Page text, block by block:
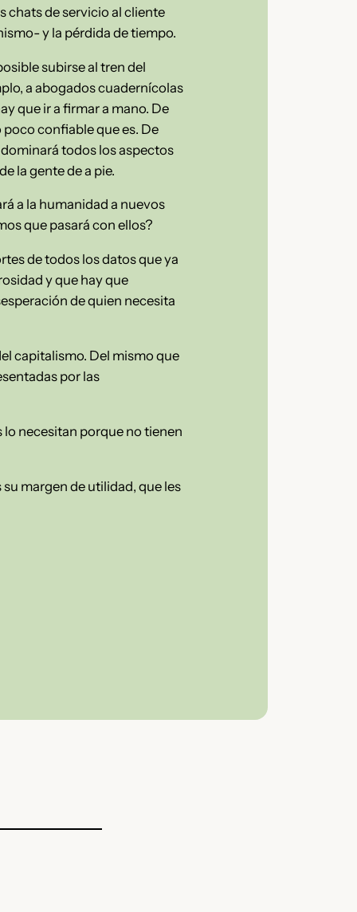
chats de servicio al cliente
y la pérdida de tiempo.
subirse al tren del
a abogados cuadernícolas
que ir a firmar a mano. De
confiable que es. De
todos los aspectos
la gente de a pie.
a la humanidad a nuevos
que pasará con ellos?
de todos los datos que ya
y que hay que
de quien necesita
capitalismo. Del mismo que
por las
lo necesitan porque no tienen
margen de utilidad, que les